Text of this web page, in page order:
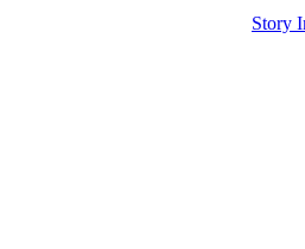
Story